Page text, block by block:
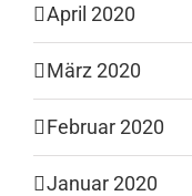
April 2020
März 2020
Februar 2020
Januar 2020